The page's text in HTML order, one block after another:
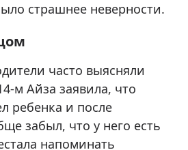
страшнее неверности.
часто выясняли
м Айза заявила, что
ребенка и после
забыл, что у него есть
напоминать